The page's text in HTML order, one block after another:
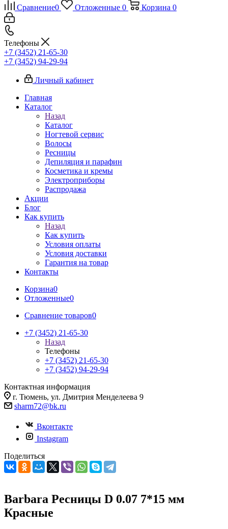
Сравнение0 Отложенные 0 Корзина 0
Телефоны
+7 (3452) 21-65-30
+7 (3452) 94-29-94
Личный кабинет
Главная
Каталог
Назад
Каталог
Ногтевой сервис
Волосы
Ресницы
Депиляция и парафин
Косметика и кремы
Электроприборы
Распродажа
Акции
Блог
Как купить
Назад
Как купить
Условия оплаты
Условия доставки
Гарантия на товар
Контакты
Корзина0
Отложенные0
Сравнение товаров0
+7 (3452) 21-65-30
Назад
Телефоны
+7 (3452) 21-65-30
+7 (3452) 94-29-94
Контактная информация
г. Тюмень, ул. Дмитрия Менделеева 9
sharm72@bk.ru
Вконтакте
Instagram
Поделиться
Barbara Ресницы D 0.07 7*15 мм
Красные